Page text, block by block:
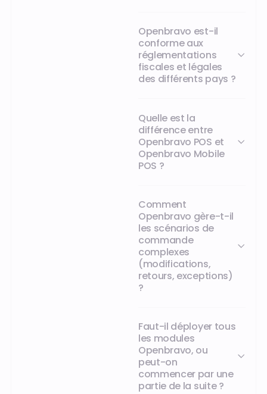
Openbravo est-il
conforme aux
réglementations
fiscales et légales
des différents pays ?
Quelle est la
différence entre
Openbravo POS et
Openbravo Mobile
POS ?
Comment
Openbravo gère-t-il
les scénarios de
commande
complexes
(modifications,
retours, exceptions)
?
Faut-il déployer tous
les modules
Openbravo, ou
peut-on
commencer par une
partie de la suite ?